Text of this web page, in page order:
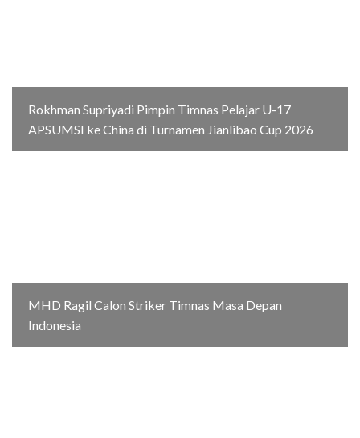
Rokhman Supriyadi Pimpin Timnas Pelajar U-17
APSUMSI ke China di Turnamen Jianlibao Cup 2026
MHD Ragil Calon Striker Timnas Masa Depan
Indonesia